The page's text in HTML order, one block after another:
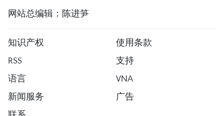
网站总编辑：陈进笋
知识产权
使用条款
RSS
支持
语言
VNA
新闻服务
广告